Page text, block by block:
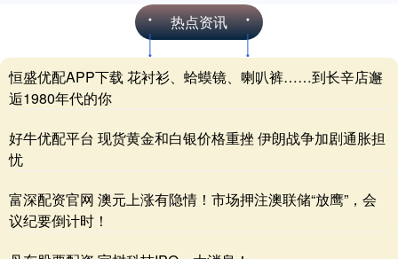
热点资讯
恒盛优配APP下载 花衬衫、蛤蟆镜、喇叭裤……到长辛店邂
逅1980年代的你
好牛优配平台 现货黄金和白银价格重挫 伊朗战争加剧通胀担
忧
富深配资官网 澳元上涨有隐情！市场押注澳联储“放鹰”，会
议纪要倒计时！